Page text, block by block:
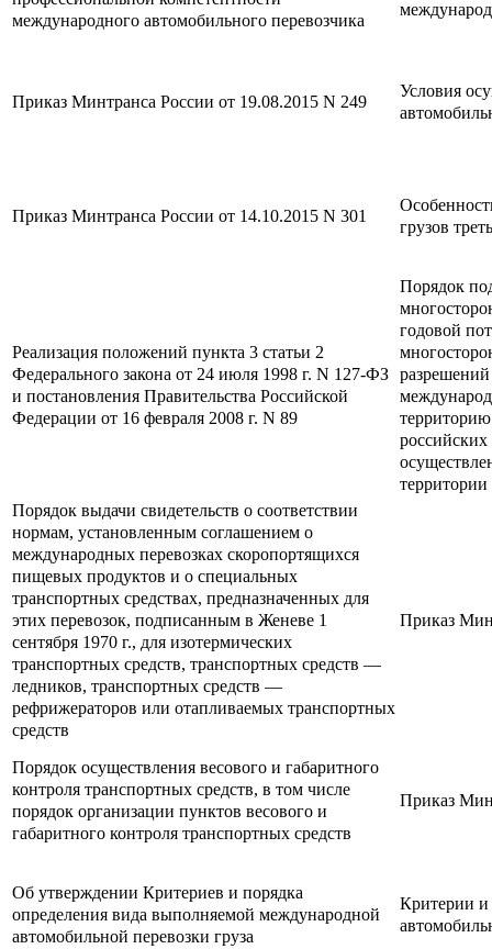
международного автомобильного перевозчика
Приказ Минтранса России от 19.08.2015 N 249
Условия
Приказ Минтранса России от 14.10.2015 N 301
грузов
Реализация положений пункта 3 статьи 2
Федерального закона от 24 июля 1998 г. N 127-ФЗ
и постановления Правительства Российской
Федерации от 16 февраля 2008 г. N 89
Порядок
годовой
территорию
территории
Порядок выдачи свидетельств о соответствии
нормам, установленным соглашением о
международных перевозках скоропортящихся
пищевых продуктов и о специальных
транспортных средствах, предназначенных для
этих перевозок, подписанным в Женеве 1
сентября 1970 г., для изотермических
транспортных средств, транспортных средств —
ледников, транспортных средств —
рефрижераторов или отапливаемых транспортных
средств
Приказ
Порядок осуществления весового и габаритного
контроля транспортных средств, в том числе
порядок организации пунктов весового и
габаритного контроля транспортных средств
Приказ
Об утверждении Критериев и порядка
определения вида выполняемой международной
автомобильной перевозки груза
Критерии и